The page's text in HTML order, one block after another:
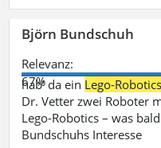
Björn Bundschuh
Relevanz:
67%
hab‘ da ein Lego-
Dr. Vetter zwei Roboter
Lego-Robotics – was
Bundschuhs Interesse